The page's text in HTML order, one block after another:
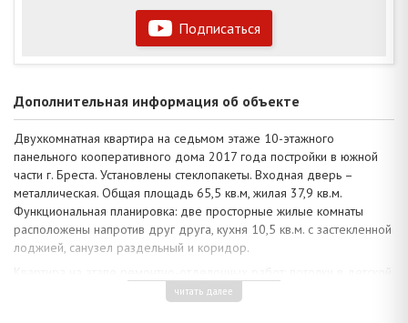
Подписаться
Дополнительная информация об объекте
Двухкомнатная квартира на седьмом этаже 10-этажного
панельного кооперативного дома 2017 года постройки в южной
части г. Бреста. Установлены стеклопакеты. Входная дверь –
металлическая. Общая площадь 65,5 кв.м, жилая 37,9 кв.м.
Функциональная планировка: две просторные жилые комнаты
расположены напротив друг друга, кухня 10,5 кв.м. с застекленной
лоджией, санузел раздельный и коридор.
комнате окрашены краской, полы – плитка, (ламинат для укладки в
читать далее